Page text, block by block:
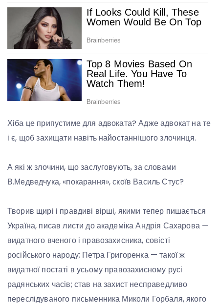
Хіба це припустиме для адвоката? Адже адвокат на те
і є, щоб захищати навіть найостаннішого злочинця.
А які ж злочини, що заслуговують, за словами
В.Медведчука, «покарання», скоїв Василь Стус?
Творив щирі і правдиві вірші, якими тепер пишається
Україна, писав листи до академіка Андрія Сахарова —
видатного вченого і правозахисника, совісті
російського народу; Петра Григоренка — такої ж
видатної постаті в усьому правозахисному русі
радянських часів; став на захист несправедливо
переслідуваного письменника Миколи Горбаля, якого